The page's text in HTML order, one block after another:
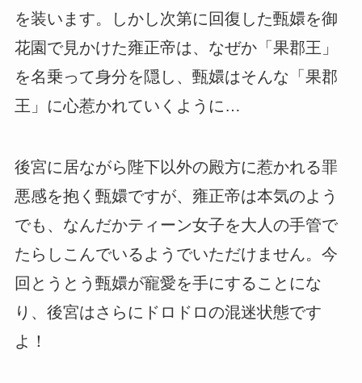
を装います。しかし次第に回復した甄嬛を御
花園で見かけた雍正帝は、なぜか「果郡王」
を名乗って身分を隠し、甄嬛はそんな「果郡
王」に心惹かれていくように…
後宮に居ながら陛下以外の殿方に惹かれる罪
悪感を抱く甄嬛ですが、雍正帝は本気のよう
でも、なんだかティーン女子を大人の手管で
たらしこんでいるようでいただけません。今
回とうとう甄嬛が寵愛を手にすることにな
り、後宮はさらにドロドロの混迷状態です
よ！